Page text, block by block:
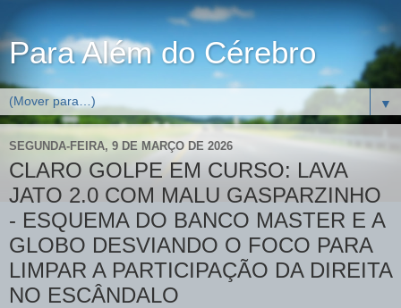
Para Além do Cérebro
▼
SEGUNDA-FEIRA, 9 DE MARÇO DE 2026
CLARO GOLPE EM CURSO: LAVA
JATO 2.0 COM MALU GASPARZINHO
- ESQUEMA DO BANCO MASTER E A
GLOBO DESVIANDO O FOCO PARA
LIMPAR A PARTICIPAÇÃO DA DIREITA
NO ESCÂNDALO